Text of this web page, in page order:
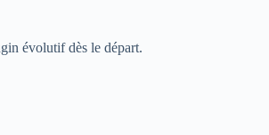
évolutif dès le départ.